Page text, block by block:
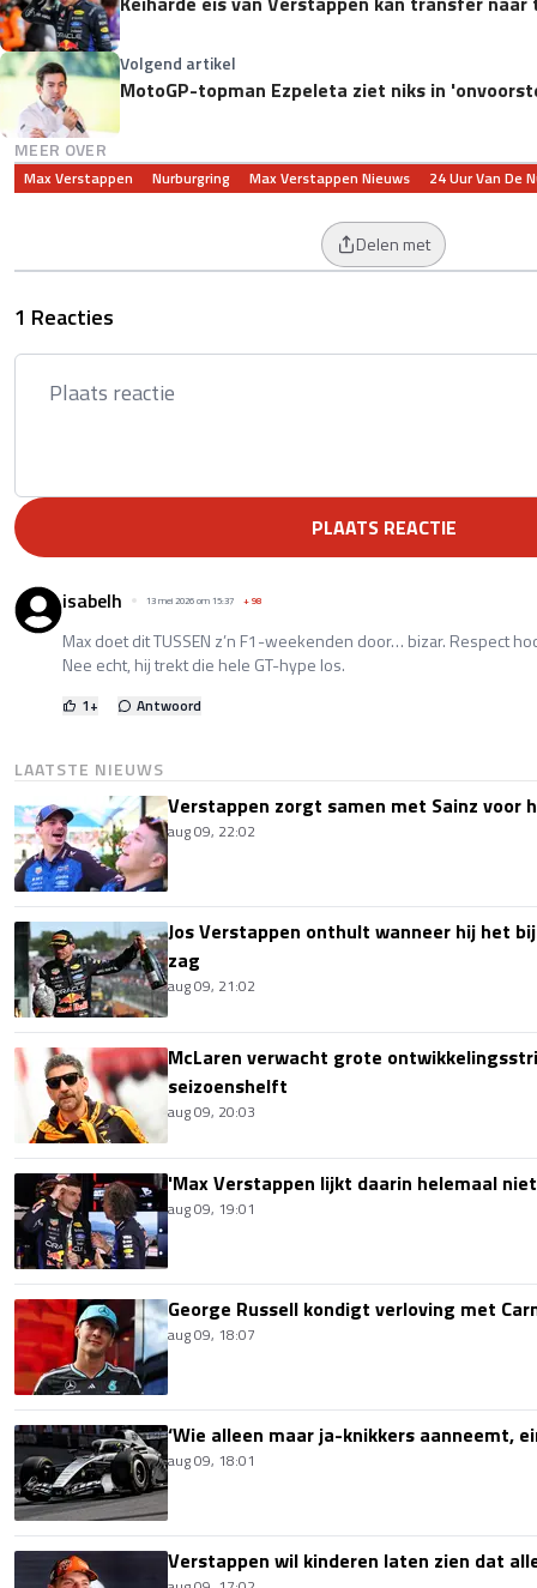
Volgend artikel
MotoGP-topman Ezpeleta ziet niks in
MEER OVER
Max Verstappen Nurburgring Max Verstappen Nieuws 24 Uur Van De
Delen met
1 Reacties
PLAATS REACTIE
isabelh 13 mei 2026 om 15:37 +98
Max doet dit TUSSEN z’n F1-weekenden door… bizar. Respect
Nee echt, hij trekt die hele GT-hype los.
1+ Antwoord
LAATSTE NIEUWS
Verstappen zorgt samen met Sainz voor
aug 09, 22:02
Jos Verstappen onthult wanneer hij het
zag
aug 09, 21:02
McLaren verwacht grote
seizoenshelft
aug 09, 20:03
'Max Verstappen lijkt daarin helemaal
aug 09, 19:01
George Russell kondigt verloving met
aug 09, 18:07
‘Wie alleen maar ja-knikkers aanneemt,
aug 09, 18:01
Verstappen wil kinderen laten zien dat